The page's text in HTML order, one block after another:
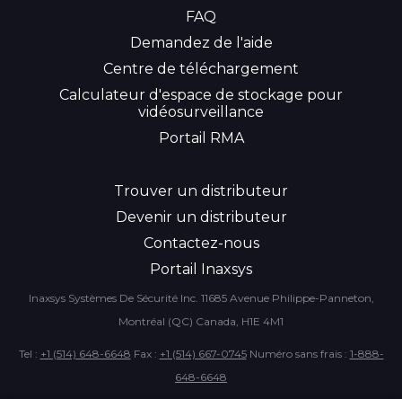
FAQ
Demandez de l'aide
Centre de téléchargement
Calculateur d'espace de stockage pour
vidéosurveillance
Portail RMA
Trouver un distributeur
Devenir un distributeur
Contactez-nous
Portail Inaxsys
Inaxsys Systèmes De Sécurité Inc. 11685 Avenue Philippe-Panneton,
Montréal (QC) Canada, H1E 4M1
Tel : +1 (514) 648-6648 Fax : +1 (514) 667-0745Numéro sans frais : 1-888-
648-6648